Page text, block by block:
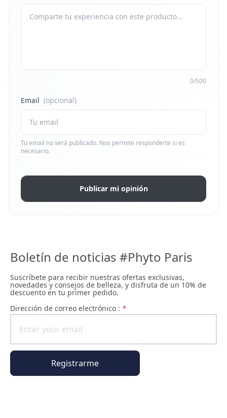
0/500
Email (opcional)
Tu email no será publicado. Nos permite responderte si es
necesario.
Publicar mi opinión
Boletín de noticias #Phyto Paris
Suscríbete para recibir nuestras ofertas exclusivas,
novedades y consejos de belleza, y disfruta de un 10% de
descuento en tu primer pedido.
Dirección de correo electrónico : *
Registrarme